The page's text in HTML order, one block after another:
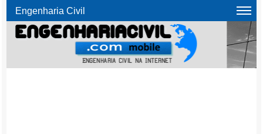
Engenharia Civil